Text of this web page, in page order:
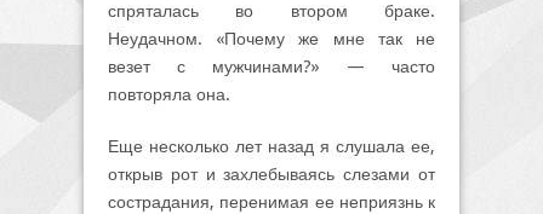
спряталась во втором браке.
Неудачном. «Почему же мне так не
везет с мужчинами?» — часто
повторяла она.
Еще несколько лет назад я слушала ее,
открыв рот и захлебываясь слезами от
сострадания, перенимая ее неприязнь к